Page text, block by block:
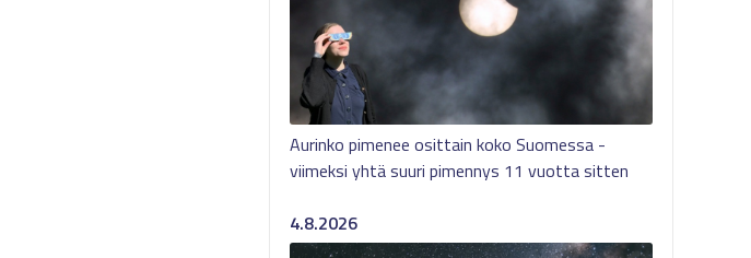
Aurinko pimenee osittain koko Suomessa -
viimeksi yhtä suuri pimennys 11 vuotta sitten
4.8.2026